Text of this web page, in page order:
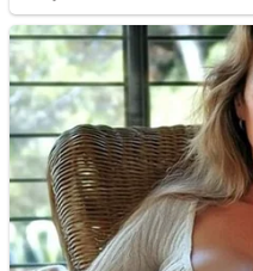
Vând
de
Adsense